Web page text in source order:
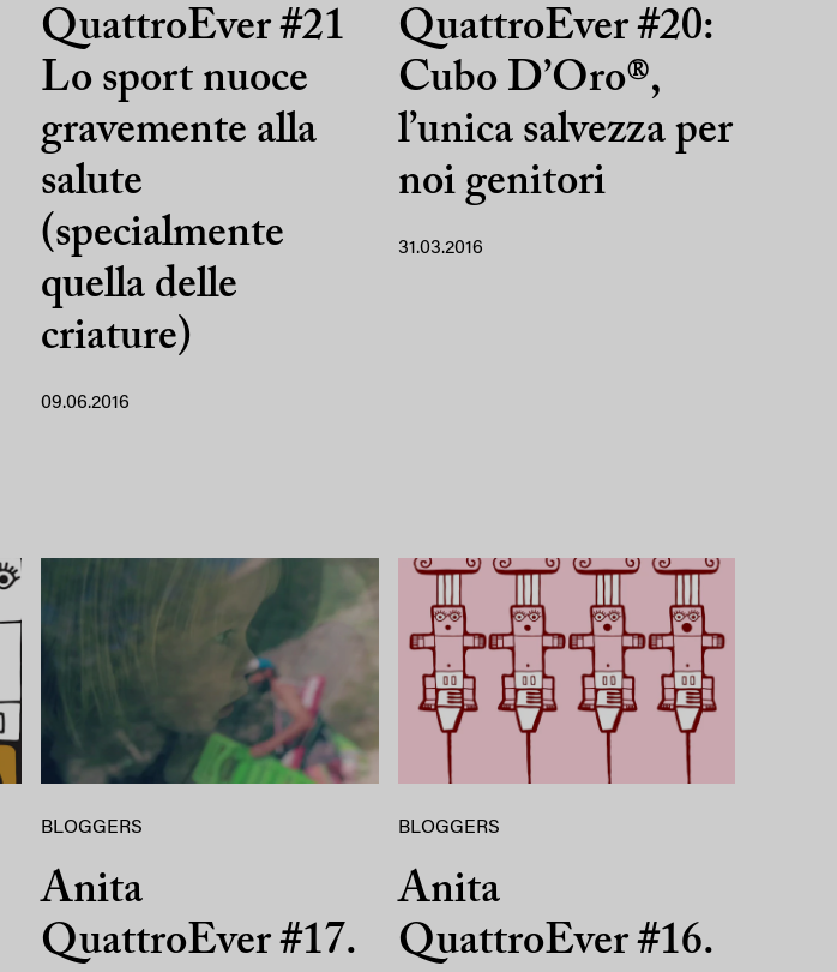
QuattroEver #21
Lo sport nuoce
gravemente alla
salute
(specialmente
quella delle
criature)
09.06.2016
QuattroEver #20:
Cubo D’Oro®,
l’unica salvezza per
noi genitori
31.03.2016
BLOGGERS
Anita
QuattroEver #17.
BLOGGERS
Anita
QuattroEver #16.